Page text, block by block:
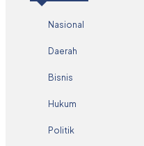
Nasional
Daerah
Bisnis
Hukum
Politik